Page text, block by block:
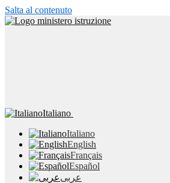
Salta al contenuto
Italiano
Italiano
English
Français
Español
عربى